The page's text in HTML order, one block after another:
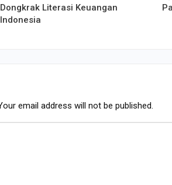
Dongkrak Literasi Keuangan
Indonesia
email address will not be published.